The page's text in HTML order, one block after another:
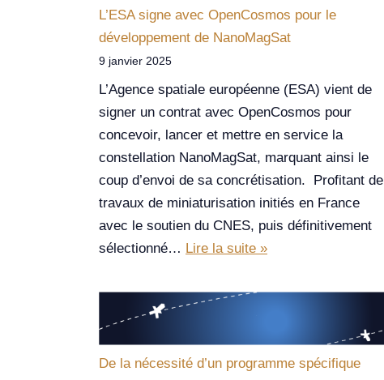
L’ESA signe avec OpenCosmos pour le
développement de NanoMagSat
9 janvier 2025
L’Agence spatiale européenne (ESA) vient de
signer un contrat avec OpenCosmos pour
concevoir, lancer et mettre en service la
constellation NanoMagSat, marquant ainsi le
coup d’envoi de sa concrétisation. Profitant de
travaux de miniaturisation initiés en France
avec le soutien du CNES, puis définitivement
sélectionné… Lire la suite »
De la nécessité d’un programme spécifique